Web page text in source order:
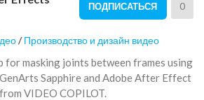
ПОДПИСАТЬСЯ 0
/Производство и дизайн видео
for masking joints between frames using
Sapphire and Adobe After Effect
VIDEO COPILOT.